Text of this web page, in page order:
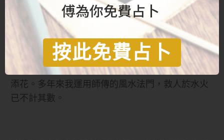
責任推卸予神明。
以上種種皆無法解救人之所急，只會加深當事人的
痛苦。風水術本旨就是催財，能做到雪中送炭錦上
添花。多年來我運用師傳的風水法門，救人於水火
已不計其數。
傅為你免費占卜
按此免費占卜